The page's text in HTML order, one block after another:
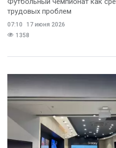
трудовых проблем
07:10
17 июня 2026
1358